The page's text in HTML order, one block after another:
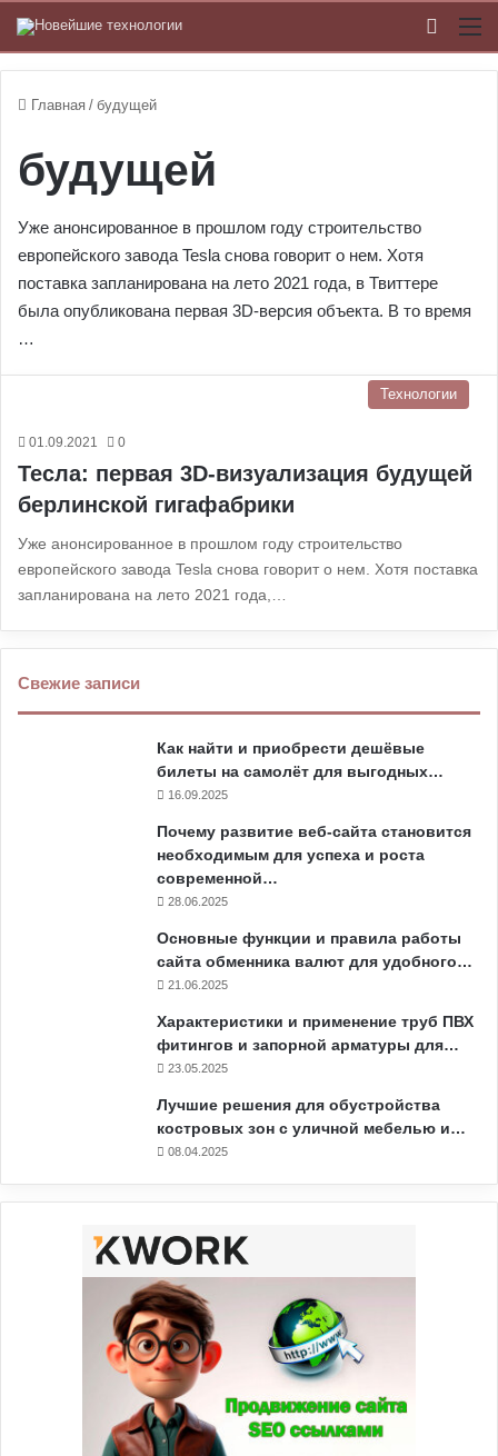
Главная / будущей
будущей
Уже анонсированное в прошлом году строительство
европейского завода Tesla снова говорит о нем. Хотя
поставка запланирована на лето 2021 года, в Твиттере
была опубликована первая 3D-версия объекта. В то время
…
Технологии
01.09.2021 0
Тесла: первая 3D-визуализация будущей
берлинской гигафабрики
Уже анонсированное в прошлом году строительство
европейского завода Tesla снова говорит о нем. Хотя поставка
запланирована на лето 2021 года,…
Свежие записи
Как найти и приобрести дешёвые
билеты на самолёт для выгодных…
16.09.2025
Почему развитие веб-сайта становится
необходимым для успеха и роста
современной…
28.06.2025
Основные функции и правила работы
сайта обменника валют для удобного…
21.06.2025
Характеристики и применение труб ПВХ
фитингов и запорной арматуры для…
23.05.2025
Лучшие решения для обустройства
костровых зон с уличной мебелью и…
08.04.2025